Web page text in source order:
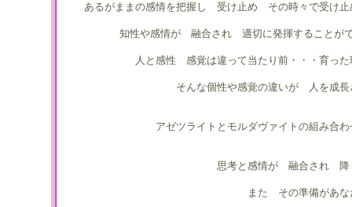
あるがままの感情を把握し 受け止め その時々で受け
知性や感情が 融合され 適切に発揮することが
人と感性 感覚は違って当たり前・・・育っ
そんな個性や感覚の違いが 人を成長
アゼツライトとモルダヴァイトの組み
思考と感情が 融合され 降
また その準備があな